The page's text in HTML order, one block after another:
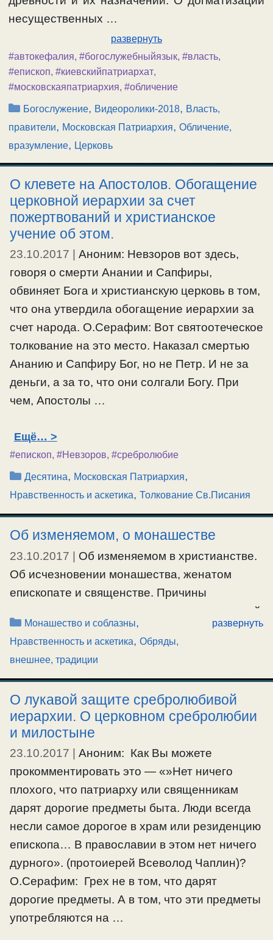
несущественных …
развернуть
#автокефалия, #богослужебныйязык, #власть,
#епископ, #киевскийпатриархат,
#московскаяпатриархия, #обличение
Рубрики
Богослужение, Видеоролики-2018, Власть,
правители, Московская Патриархия, Обличение,
вразумление, Церковь
О клевете на Апостолов. Обогащение
церковной иерархии за счет
пожертвований и христианское
учение об этом.
23.10.2017
Аноним: Невзоров вот здесь,
говоря о смерти Анании и Сапфиры,
обвиняет Бога и христианскую церковь в том,
что она утвердила обогащение иерархии за
счет народа. О.Серафим: Вот святоотеческое
толкование на это место. Наказал смертью
Ананию и Сапфиру Бог, но не Петр. И не за
деньги, а за то, что они солгали Богу. При
чем, Апостолы …
Ещё…
#епископ, #Невзоров, #сребролюбие
Рубрики
Десятина, Московская Патриархия,
Нравственность и аскетика, Толкование Св.Писания
Об изменяемом, о монашестве
23.10.2017 | Об изменяемом в христианстве.
Об исчезновении монашества, женатом
епископате и священстве. Причины
догматизации вопросов, носящих временный
характер в христианстве. О монашестве
посреди соблазнов содомо-гоморского мира.
О монашестве в духе антихристовом.
#антихрист,#вера, #внешнее,#догматы,#епископ
#лицемерие,#монашество,#отступление,#соблазны,
#фарисеи,#целибат
Рубрики
Монашество и соблазны,
Нравственность и аскетика, Обряды,
внешнее, традиции
развернуть
О лукавой защите сребролюбивой
иерархии. О церковном сребролюбии
и милостыне
23.10.2017
Аноним: Как Вы можете
прокомментировать это — «»Нет ничего
плохого, что патриарху или священникам
дарят дорогие предметы быта. Люди всегда
несли самое дорогое в храм или резиденцию
епископа… В православии в этом нет ничего
дурного». (протоиерей Всеволод Чаплин)?
О.Серафим: Грех не в том, что дарят
дорогие предметы. А в том, что эти предметы
употребляются на …